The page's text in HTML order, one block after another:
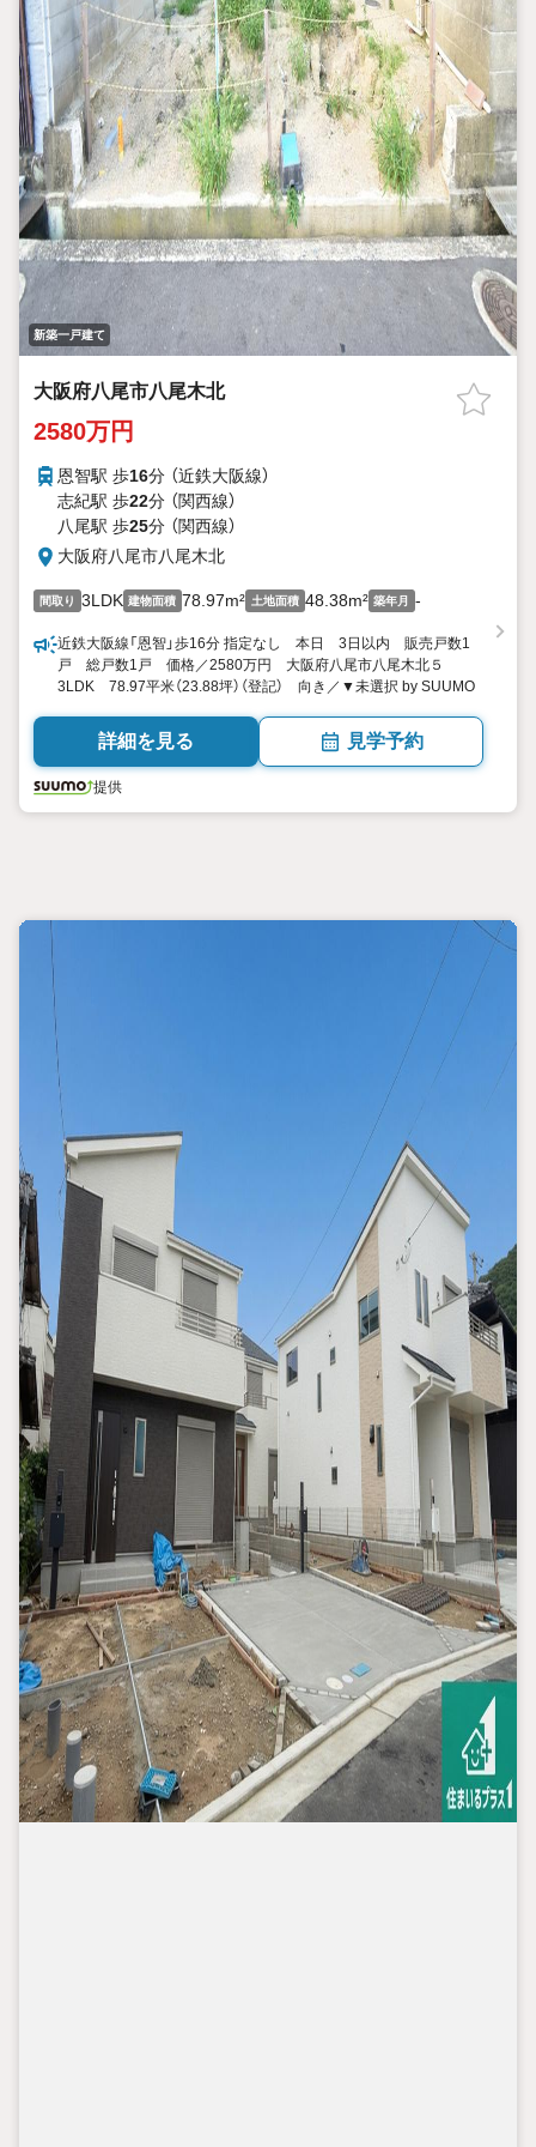
新築一戸建て
大阪府八尾市八尾木北
2580万円
恩智駅 歩16分 （近鉄大阪線）
志紀駅 歩22分 （関西線）
八尾駅 歩25分 （関西線）
大阪府八尾市八尾木北
間取り 3LDK 建物面積 78.97m² 土地面積 48.38m² 築年月 -
近鉄大阪線「恩智」歩16分 指定なし 本日 3日以内 販売戸数1
戸 総戸数1戸 価格／2580万円 大阪府八尾市八尾木北５
3LDK 78.97平米（23.88坪）（登記） 向き／▼未選択 by SUUMO
詳細を見る 見学予約
提供